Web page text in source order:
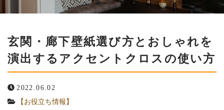
サービスの流れ
会社概要
よくある質問
玄関・廊下壁紙選び方とおしゃれを
演出するアクセントクロスの使い方
2022.06.02
【お役立ち情報】